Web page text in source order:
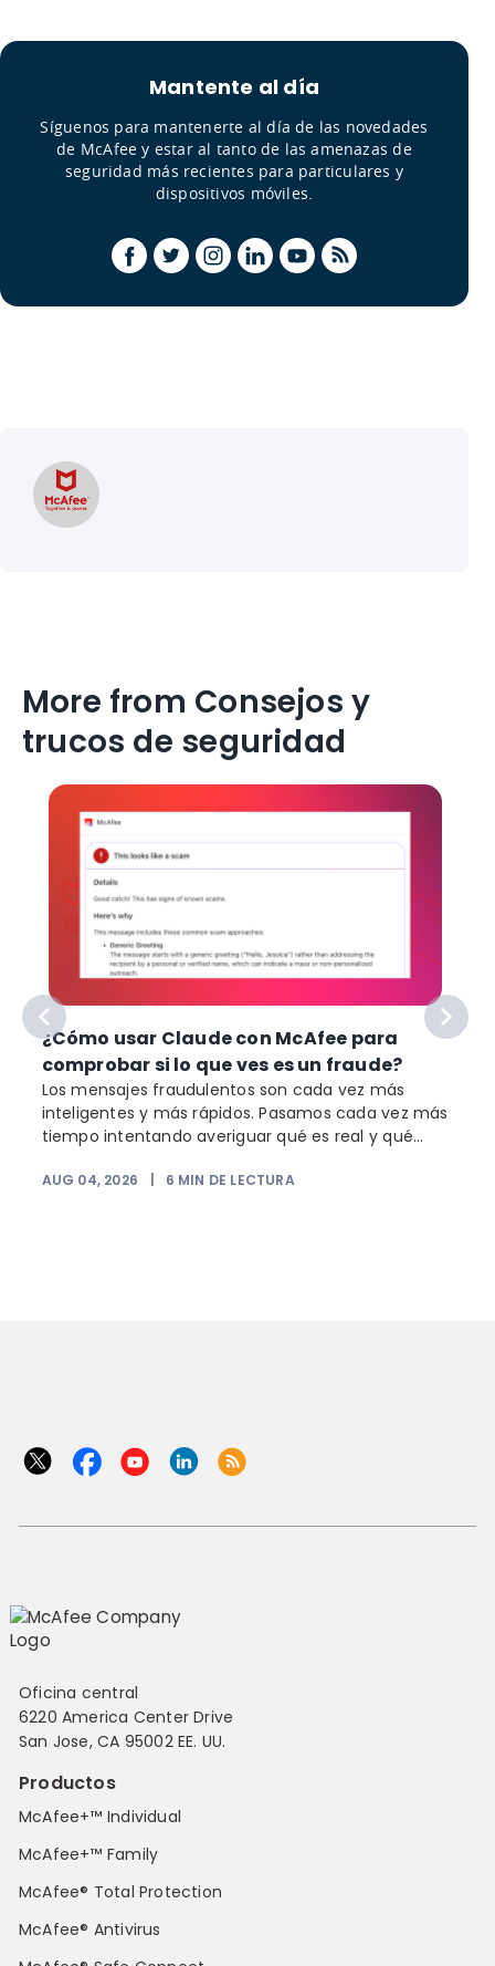
Mantente al día
Síguenos para mantenerte al día de las novedades
de McAfee y estar al tanto de las amenazas de
seguridad más recientes para particulares y
dispositivos móviles.
More from Consejos y
trucos de seguridad
¿Cómo usar Claude con McAfee para
comprobar si lo que ves es un fraude?
Los mensajes fraudulentos son cada vez más
inteligentes y más rápidos. Pasamos cada vez más
tiempo intentando averiguar qué es real y qué...
AUG 04, 2026 6 MIN DE LECTURA
Oficina central
6220 America Center Drive
San Jose, CA 95002 EE. UU.
Productos
McAfee+™ Individual
McAfee+™ Family
McAfee® Total Protection
McAfee® Antivirus